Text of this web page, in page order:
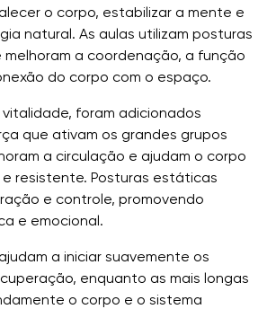
o corpo, estabilizar a mente e
natural. As aulas utilizam posturas
melhoram a coordenação, a função
do corpo com o espaço.
foram adicionados
que ativam os grandes grupos
a circulação e ajudam o corpo
resistente. Posturas estáticas
e controle, promovendo
e emocional.
a iniciar suavemente os
enquanto as mais longas
o corpo e o sistema